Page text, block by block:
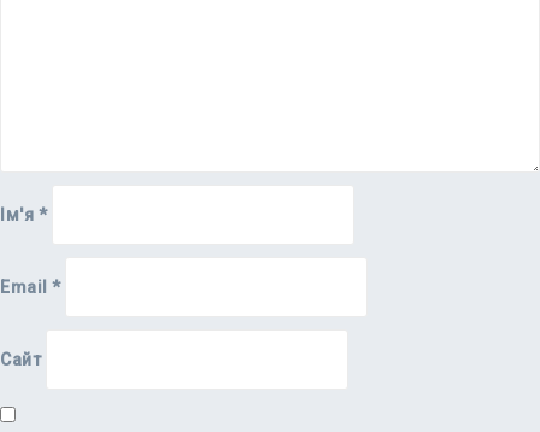
Ім'я *
Email *
Сайт